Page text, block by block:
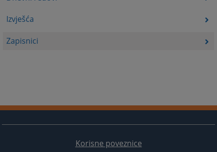
Izvješća
Zapisnici
Korisne poveznice